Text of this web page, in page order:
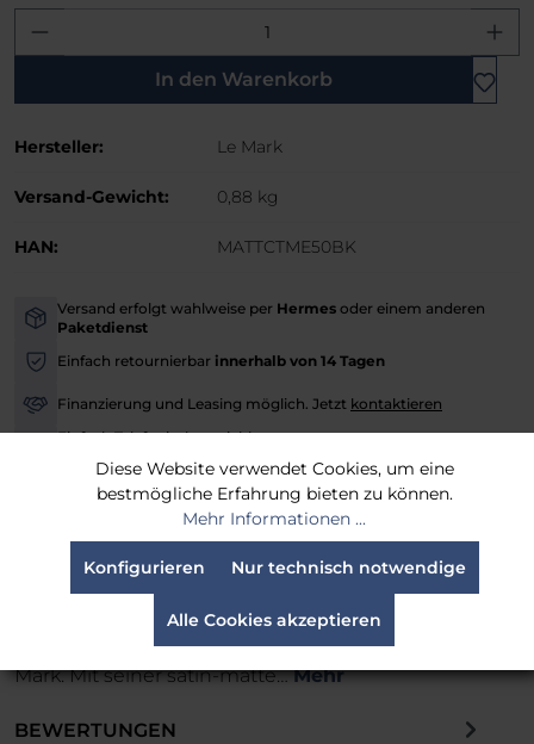
Produkt Anzahl: Gib den
In den Warenkorb
Hersteller: Le Mark
Versand-Gewicht: 0,88 kg
HAN: MATTCTME50BK
-
Versand erfolgt wahlweise per Hermes oder einem anderen
Paketdienst
-
Einfach retournierbar innerhalb von 14 Tagen
-
Finanzierung und Leasing möglich. Jetzt kontaktieren
Einfach Telefonisch erreichbar unter:
BESCHREIBUNG
Erleben Sie die Vielseitigkeit und Leistungsstärke
des MagTape® Xtra™ Matt Gaffer Tapes von Le
Mark. Mit seiner satin-matte…Mehr
BEWERTUNGEN
Diese Website verwendet Cookies, um eine
bestmögliche Erfahrung bieten zu können.
Mehr Informationen ...
Nur technisch notwendige
Konfigurieren
Alle Cookies akzeptieren